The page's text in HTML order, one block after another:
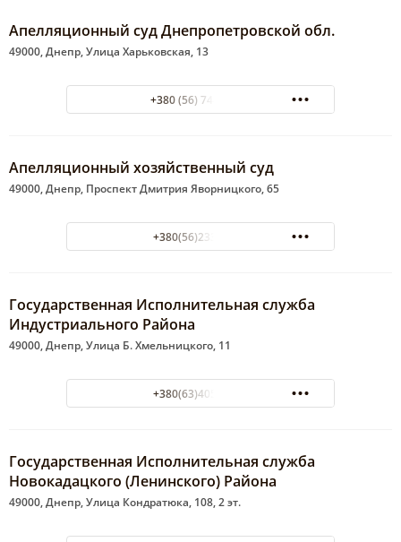
Апелляционный суд Днепропетровской обл.
49000, Днепр, Улица Харьковская, 13
+380 (56) 744-25-60
Апелляционный хозяйственный суд
49000, Днепр, Проспект Дмитрия Яворницкого, 65
+380(56)233-38-98
Государственная Исполнительная служба
Индустриального Района
49000, Днепр, Улица Б. Хмельницкого, 11
+380(63)405-46-03
Государственная Исполнительная служба
Новокадацкого (Ленинского) Района
49000, Днепр, Улица Кондратюка, 108, 2 эт.